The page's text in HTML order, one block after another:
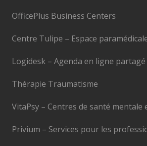
OfficePlus Business Centers
Centre Tulipe – Espace
Logidesk – Agenda en ligne partagé
Thérapie Traumatisme
VitaPsy – Centres de santé mentale
Privium – Services pour les